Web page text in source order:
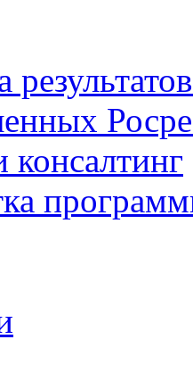
консалтинг